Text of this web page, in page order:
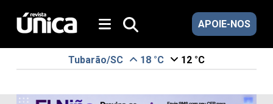
APOIE-NOS
Tubarão/SC 18 °C 12 °C